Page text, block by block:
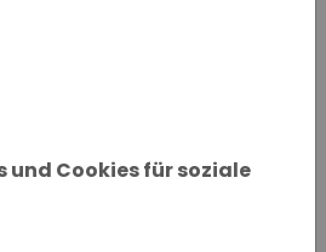
und Cookies für soziale